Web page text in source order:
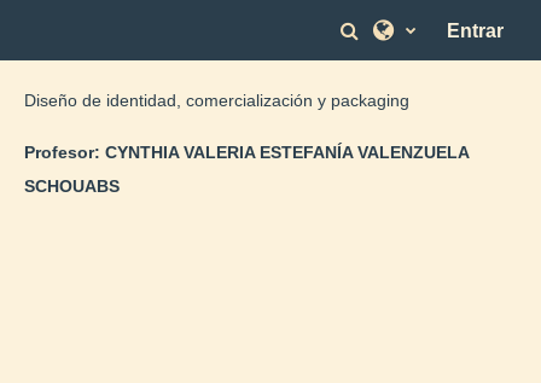
Selector de
Entrar
Diseño de identidad, comercialización y packaging
Profesor: CYNTHIA VALERIA ESTEFANÍA VALENZUELA
SCHOUABS